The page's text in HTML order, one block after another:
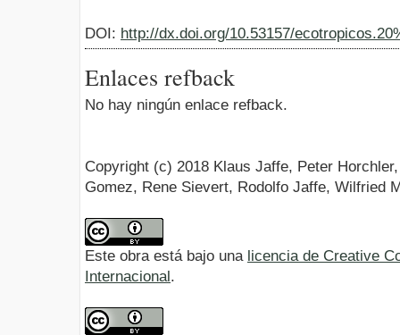
DOI: http://dx.doi.org/10.53157/
Enlaces refback
No hay ningún enlace refback.
Copyright (c) 2018 Klaus Jaffe, Peter
Gomez, Rene Sievert, Rodolfo Jaffe, Wilfried
Este obra está bajo una licencia de Creative
Internacional.